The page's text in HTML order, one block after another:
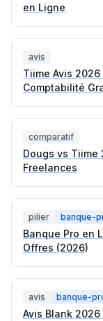
en Ligne
avis
Tiime Avis
Comptabilité
comparatif
Dougs vs Tiime
Freelances
pilier banque-
Banque Pro en
Offres (2026)
avis banque-
Avis Blank